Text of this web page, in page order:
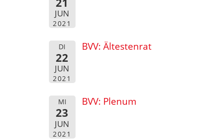
JUN
2021
DI
22
JUN
2021
BVV: Ältestenrat
MI
23
JUN
2021
BVV: Plenum